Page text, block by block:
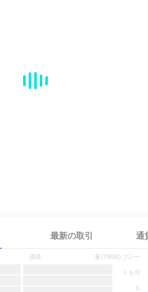
最新の取引 通
価格
プレー
トを売
る
量(TNSR)